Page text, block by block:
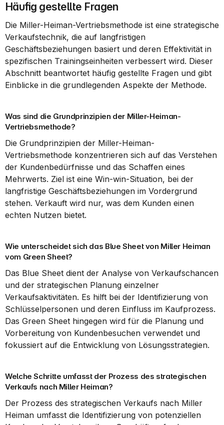
Häufig gestellte Fragen
Die Miller-Heiman-Vertriebsmethode ist eine strategische
Verkaufstechnik, die auf langfristigen
Geschäftsbeziehungen basiert und deren Effektivität in
spezifischen Trainingseinheiten verbessert wird. Dieser
Abschnitt beantwortet häufig gestellte Fragen und gibt
Einblicke in die grundlegenden Aspekte der Methode.
Was sind die Grundprinzipien der Miller-Heiman-
Vertriebsmethode?
Die Grundprinzipien der Miller-Heiman-
Vertriebsmethode konzentrieren sich auf das Verstehen
der Kundenbedürfnisse und das Schaffen eines
Mehrwerts. Ziel ist eine Win-win-Situation, bei der
langfristige Geschäftsbeziehungen im Vordergrund
stehen. Verkauft wird nur, was dem Kunden einen
echten Nutzen bietet.
Wie unterscheidet sich das Blue Sheet von Miller Heiman
vom Green Sheet?
Das Blue Sheet dient der Analyse von Verkaufschancen
und der strategischen Planung einzelner
Verkaufsaktivitäten. Es hilft bei der Identifizierung von
Schlüsselpersonen und deren Einfluss im Kaufprozess.
Das Green Sheet hingegen wird für die Planung und
Vorbereitung von Kundenbesuchen verwendet und
fokussiert auf die Entwicklung von Lösungsstrategien.
Welche Schritte umfasst der Prozess des strategischen
Verkaufs nach Miller Heiman?
Der Prozess des strategischen Verkaufs nach Miller
Heiman umfasst die Identifizierung von potenziellen